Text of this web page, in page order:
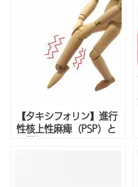
【タキシフォリン】進行
性核上性麻痺（PSP）と